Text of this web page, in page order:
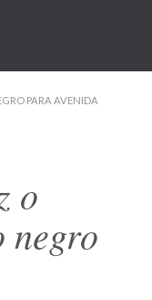
PARA AVENIDA
o
negro